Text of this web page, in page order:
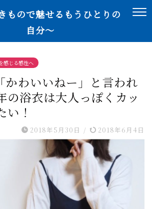
もので魅せるもうひとりの
自分〜
感じる感性へ
かわいいねー」と言われ
の浴衣は大人っぽくカッ
い！
2018年5月30日 / 2018年6月4日